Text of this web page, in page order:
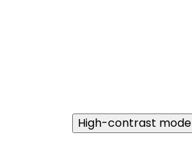
High-contrast mode